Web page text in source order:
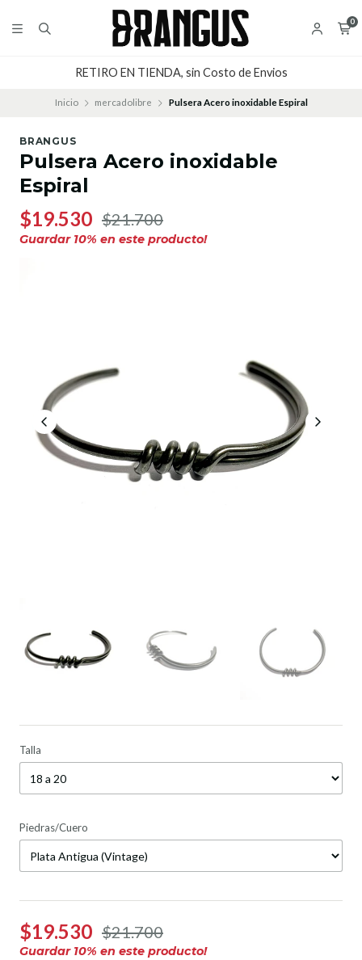
0
RETIRO EN TIENDA, sin Costo de Envios
Inicio mercadolibre Pulsera Acero inoxidable Espiral
BRANGUS
Pulsera Acero inoxidable
Espiral
$19.530 $21.700
Guardar 10% en este producto!
Talla
Piedras/Cuero
$19.530 $21.700
Guardar 10% en este producto!